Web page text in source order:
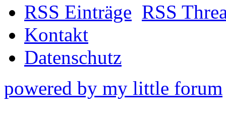
RSS Einträge RSS
Kontakt
Datenschutz
powered by my little forum